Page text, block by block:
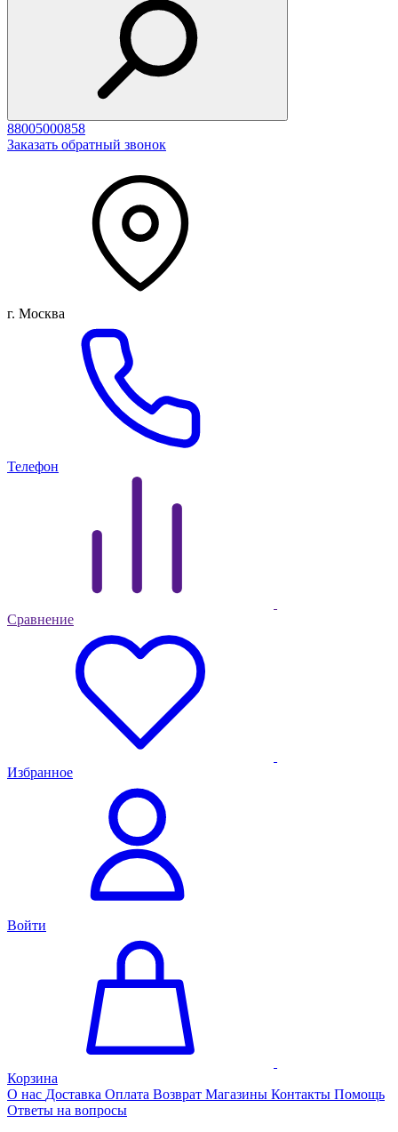
88005000858
Заказать обратный звонок
г. Москва
Телефон
Сравнение
Избранное
Войти
Корзина
О нас Доставка Оплата Возврат Магазины Контакты Помощь
Ответы на вопросы